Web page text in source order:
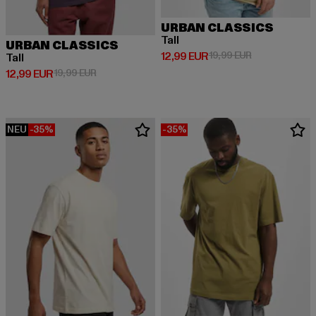
URBAN CLASSICS
Tall
12,99 EUR
Derzeitiger Preis: 12,99 EUR
19,99 EURAktionspreis: 19,99 EUR
URBAN CLASSICS
Tall
12,99 EUR
Derzeitiger Preis: 12,99 EUR
19,99 EURAktionspreis:
NEU -35% -35%